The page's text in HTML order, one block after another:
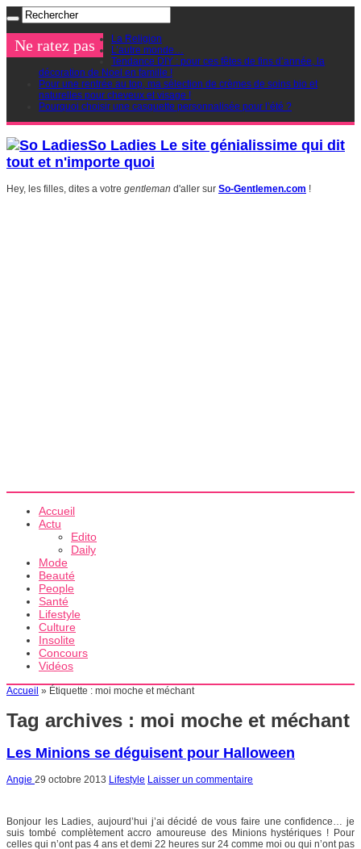
Ne ratez pas
La Religion
L’autre monde…
Tendance DIY : pour ces fêtes de fins d’année, la
décoration de Noel en famille !
Pour une rentrée au top, ma sélection de crèmes de soins bio et
naturelles pour cheveux et visage !
Pourquoi choisir une casquette personnalisée pour l’été ?
So Ladies Le site génialissime qui dit
tout et n'importe quoi
Hey, les filles, dites a votre gentleman d'aller sur So-Gentlemen.com !
Accueil
Actu
Edito
Daily
Mode
Beauté
People
Santé
Lifestyle
Culture
Insolite
Concours
Vidéos
Accueil » Étiquette : moi moche et méchant
Tag archives : moi moche et méchant
Les Minions se déguisent pour Halloween
Angie 29 octobre 2013 Lifestyle Laisser un commentaire
Bonjour les Ladies, aujourd’hui j’ai décidé de vous faire une confidence… je
suis tombé complètement accro amoureuse des Minions hystériques ! Pour
celles qui n’ont pas 4 ans et demi 22 heures sur 24 comme moi ou qui n’ont pas